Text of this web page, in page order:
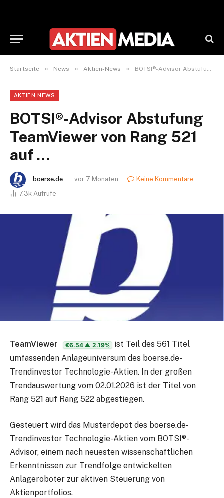
Startseite » News » Aktien-News » BOTSI®-Advisor Abstufung TeamViewer von Rang 521 auf …
AKTIEN-NEWS
BOTSI®-Advisor Abstufung
TeamViewer von Rang 521
auf …
boerse.de vor 7 Monaten
Keine Kommentare
7.3k Aufrufe
TeamViewer €6.54 ▲ 2.19%
ist Teil des 561 Titel
umfassenden Anlageuniversum des boerse.de-
Trendinvestor Technologie-Aktien. In der großen
Trendauswertung vom 02.01.2026 ist der Titel von
Rang 521 auf Rang 522 abgestiegen.
Gesteuert wird das Musterdepot des boerse.de-
Trendinvestor Technologie-Aktien vom BOTSI®-
Advisor, einem nach neuesten wissenschaftlichen
Erkenntnissen zur Trendfolge entwickelten
Anlageroboter zur aktiven Steuerung von
Aktienportfolios.